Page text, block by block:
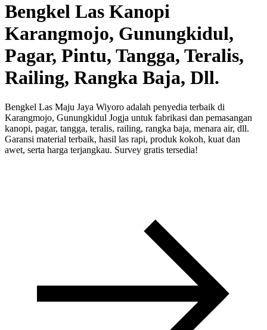
Bengkel Las Kanopi
Karangmojo, Gunungkidul,
Pagar, Pintu, Tangga, Teralis,
Railing, Rangka Baja, Dll.
Bengkel Las Maju Jaya Wiyoro adalah penyedia terbaik di
Karangmojo, Gunungkidul Jogja untuk fabrikasi dan pemasangan
kanopi, pagar, tangga, teralis, railing, rangka baja, menara air, dll.
Garansi material terbaik, hasil las rapi, produk kokoh, kuat dan
awet, serta harga terjangkau. Survey gratis tersedia!